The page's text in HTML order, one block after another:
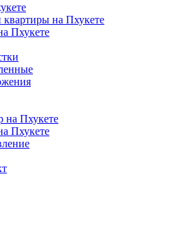
на Пхукете
Пхукете
на Пхукете
Пхукете